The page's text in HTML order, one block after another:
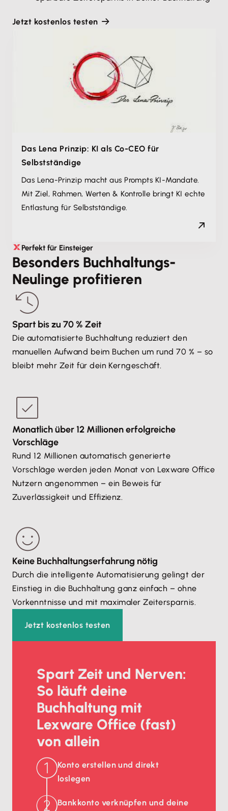
Jetzt kostenlos testen
Das Lena Prinzip: KI als Co-CEO für
Selbstständige
Das Lena-Prinzip macht aus Prompts KI-Mandate.
Mit Ziel, Rahmen, Werten & Kontrolle bringt KI echte
Entlastung für Selbstständige.
Perfekt für Einsteiger
Besonders Buchhaltungs-
Neulinge profitieren
Spart bis zu 70 % Zeit
Die automatisierte Buchhaltung reduziert den
manuellen Aufwand beim Buchen um rund 70 % – so
bleibt mehr Zeit für dein Kerngeschäft.
Monatlich über 12 Millionen erfolgreiche
Vorschläge
Rund 12 Millionen automatisch generierte
Vorschläge werden jeden Monat von Lexware Office
Nutzern angenommen – ein Beweis für
Zuverlässigkeit und Effizienz.
Keine Buchhaltungs­erfahrung nötig
Durch die intelligente Automatisierung gelingt der
Einstieg in die Buchhaltung ganz einfach – ohne
Vorkenntnisse und mit maximaler Zeitersparnis.
Jetzt kostenlos testen
Spart Zeit und Nerven:
So läuft deine
Buchhaltung mit
Lexware Office (fast)
von allein
Konto erstellen und direkt
loslegen
Bankkonto verknüpfen und deine